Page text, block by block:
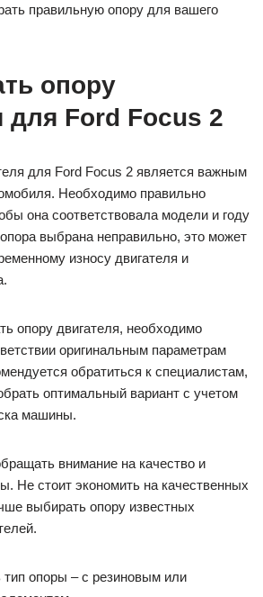
правильную опору для вашего
опору
для Ford Focus 2
для Ford Focus 2 является важным
Необходимо правильно
она соответствовала модели и году
выбрана неправильно, это может
износу двигателя и
опору двигателя, необходимо
оригинальным параметрам
обратиться к специалистам,
оптимальный вариант с учетом
машины.
внимание на качество и
Не стоит экономить на качественных
выбирать опору известных
опоры – с резиновым или